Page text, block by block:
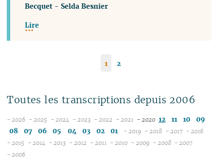
Becquet -Selda Besnier
Lire
1 2
Toutes les transcriptions depuis 2006
- 2026 - 2025
12
- 2024
12
- 2023
12
- 2022 - 2021 - 2020 12 11 10
09
08
07 06 05 04 03 02 01 - 2019 - 2018
12
- 2017 - 2016
- 2015 - 2014 - 2013 - 2012 - 2011 - 2010 - 2009 - 2008 - 2007
- 2006